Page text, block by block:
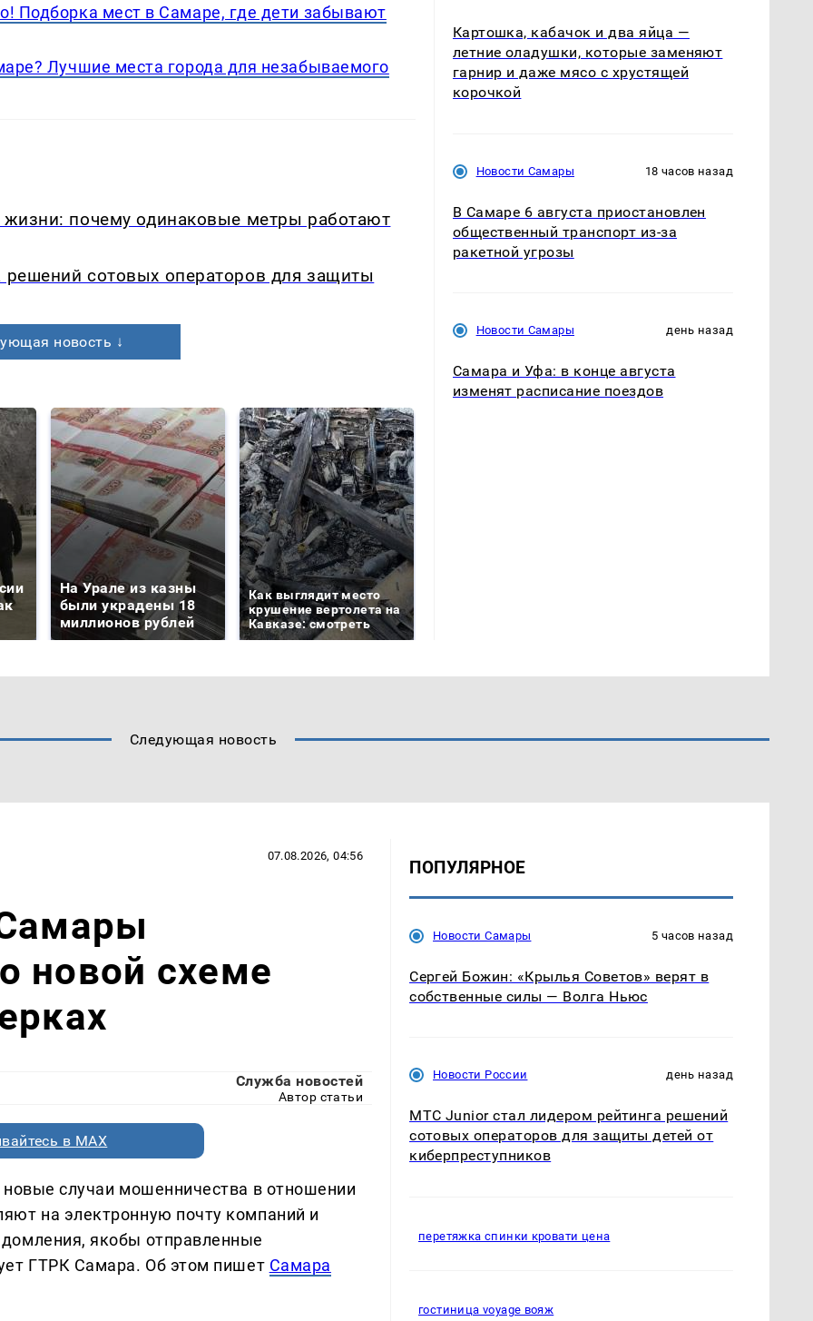
Подборка мест в Самаре, где дети забывают
Лучшие места города для незабываемого
жизни: почему одинаковые метры работают
сотовых операторов для защиты
новость ↓
На Урале из казны
были украдены 18
миллионов рублей
Как выглядит место
крушение вертолета на
Кавказе: смотреть
Картошка, кабачок и два яйца —
летние оладушки, которые заменяют
гарнир и даже мясо с хрустящей
корочкой
Новости Самары 18 часов назад
В Самаре 6 августа приостановлен
общественный транспорт из-за
ракетной угрозы
Новости Самары день назад
Самара и Уфа: в конце августа
изменят расписание поездов
Следующая новость
07.08.2026, 04:56
новой схеме
Служба новостей
Автор статьи
в MAX
случаи мошенничества в отношении
на электронную почту компаний и
якобы отправленные
ГТРК Самара. Об этом пишет Самара
ПОПУЛЯРНОЕ
Новости Самары 5 часов назад
Сергей Божин: «Крылья Советов» верят в
собственные силы — Волга Ньюс
Новости России день назад
МТС Junior стал лидером рейтинга решений
сотовых операторов для защиты детей от
киберпреступников
перетяжка спинки кровати цена
гостиница voyage вояж